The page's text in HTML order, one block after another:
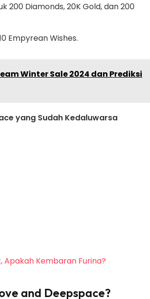
200 Diamonds, 20K Gold, dan 200
Empyrean Wishes.
Winter Sale 2024 dan Prediksi
yang Sudah Kedaluwarsa
Apakah Kembaran Furina?
and Deepspace?